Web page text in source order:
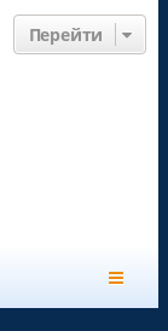
Перейти